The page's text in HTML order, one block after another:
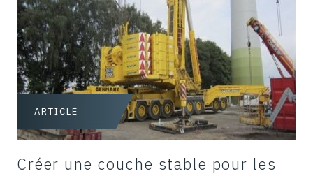
ARTICLE
Créer une couche stable pour les